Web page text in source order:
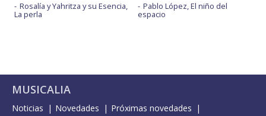
Rosalía y Yahritza y su Esencia,
La perla
Pablo López, El niño del
espacio
MUSICALIA
Noticias Novedades
Próximas novedades